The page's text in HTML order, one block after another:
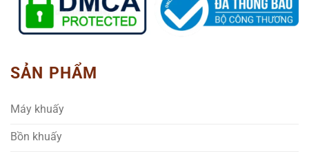
SẢN PHẨM
Máy khuấy
Bồn khuấy